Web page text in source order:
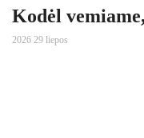
Kodėl
2026 29 liepos